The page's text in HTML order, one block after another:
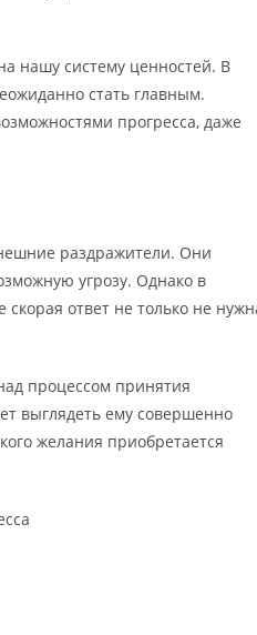
нашу систему ценностей. В
стать главным.
прогресса, даже
раздражители. Они
угрозу. Однако в
ответ не только не
процессом принятия
выглядеть ему совершенно
желания приобретается